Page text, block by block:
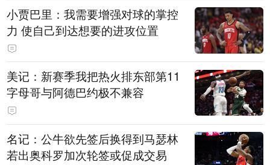
小贾巴里：我需要增强对球的掌控
力 使自己到达想要的进攻位置
美记：新赛季我把热火排东部第11
字母哥与阿德巴约极不兼容
名记：公牛欲先签后换得到马瑟林
若出奥科罗加次轮签或促成交易